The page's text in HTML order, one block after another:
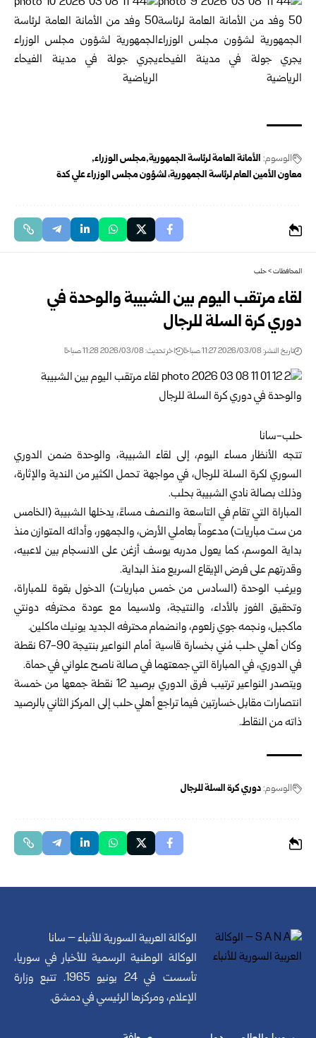
الوسوم: الأمانة العامة لرئاسة الجمهورية مجلس الوزراء
معاون الأمين العام لرئاسة الجمهورية، لشؤون مجلس الوزراء علي كدة
المحافظات>حلب
لقاء مرتقب اليوم بين الشبيبة والوحدة في
دوري كرة السلة للرجال
تاريخ النشر: 2026/03/08 11:27 صباحًا اخر تحديث: 2026/03/08 11:28 صباحًا
حلب-سانا
تتجه الأنظار مساء اليوم، إلى لقاء الشبيبة، والوحدة ضمن الدوري
السوري لكرة السلة للرجال، في مواجهة تحمل الكثير من الندية والإثارة،
وذلك بصالة نادي الشبيبة بحلب.
المباراة التي تقام في التاسعة والنصف مساءً، يدخلها الشبيبة (الخامس
من ست مباريات) مدعوماً بعاملي الأرض، والجمهور، وأدائه المتوازن منذ
بداية الموسم، كما يعول مدربه يوسف أزغن على الانسجام بين لاعبيه،
وقدرتهم على فرض الإيقاع السريع منذ البداية.
ويرغب الوحدة (السادس من خمس مباريات) الدخول بقوة للمباراة،
وتحقيق الفوز بالأداء، والنتيجة، ولاسيما مع عودة محترفه دونتي
ماكجيل، ونجمه جوي زلعوم، وانضمام محترفه الجديد يونيك ماكلين.
وكان أهلي حلب مُني بخسارة قاسية أمام النواعير بنتيجة 90-67 نقطة
في الدوري، في المباراة التي جمعتهما في صالة ناصح علواني في حماة.
ويتصدر النواعير ترتيب فرق الدوري برصيد 12 نقطة جمعها من خمسة
انتصارات مقابل خسارتين فيما تراجع أهلي حلب إلى المركز الثاني بالرصيد
ذاته من النقاط.
الوسوم:دوري كرة السلة للرجال
الوكالة العربية السورية للأنباء – سانا
الوكالة الوطنية الرسمية للأخبار في سوريا،
تأسست في 24 يونيو 1965. تتبع وزارة
الإعلام، ومركزها الرئيسي في دمشق.